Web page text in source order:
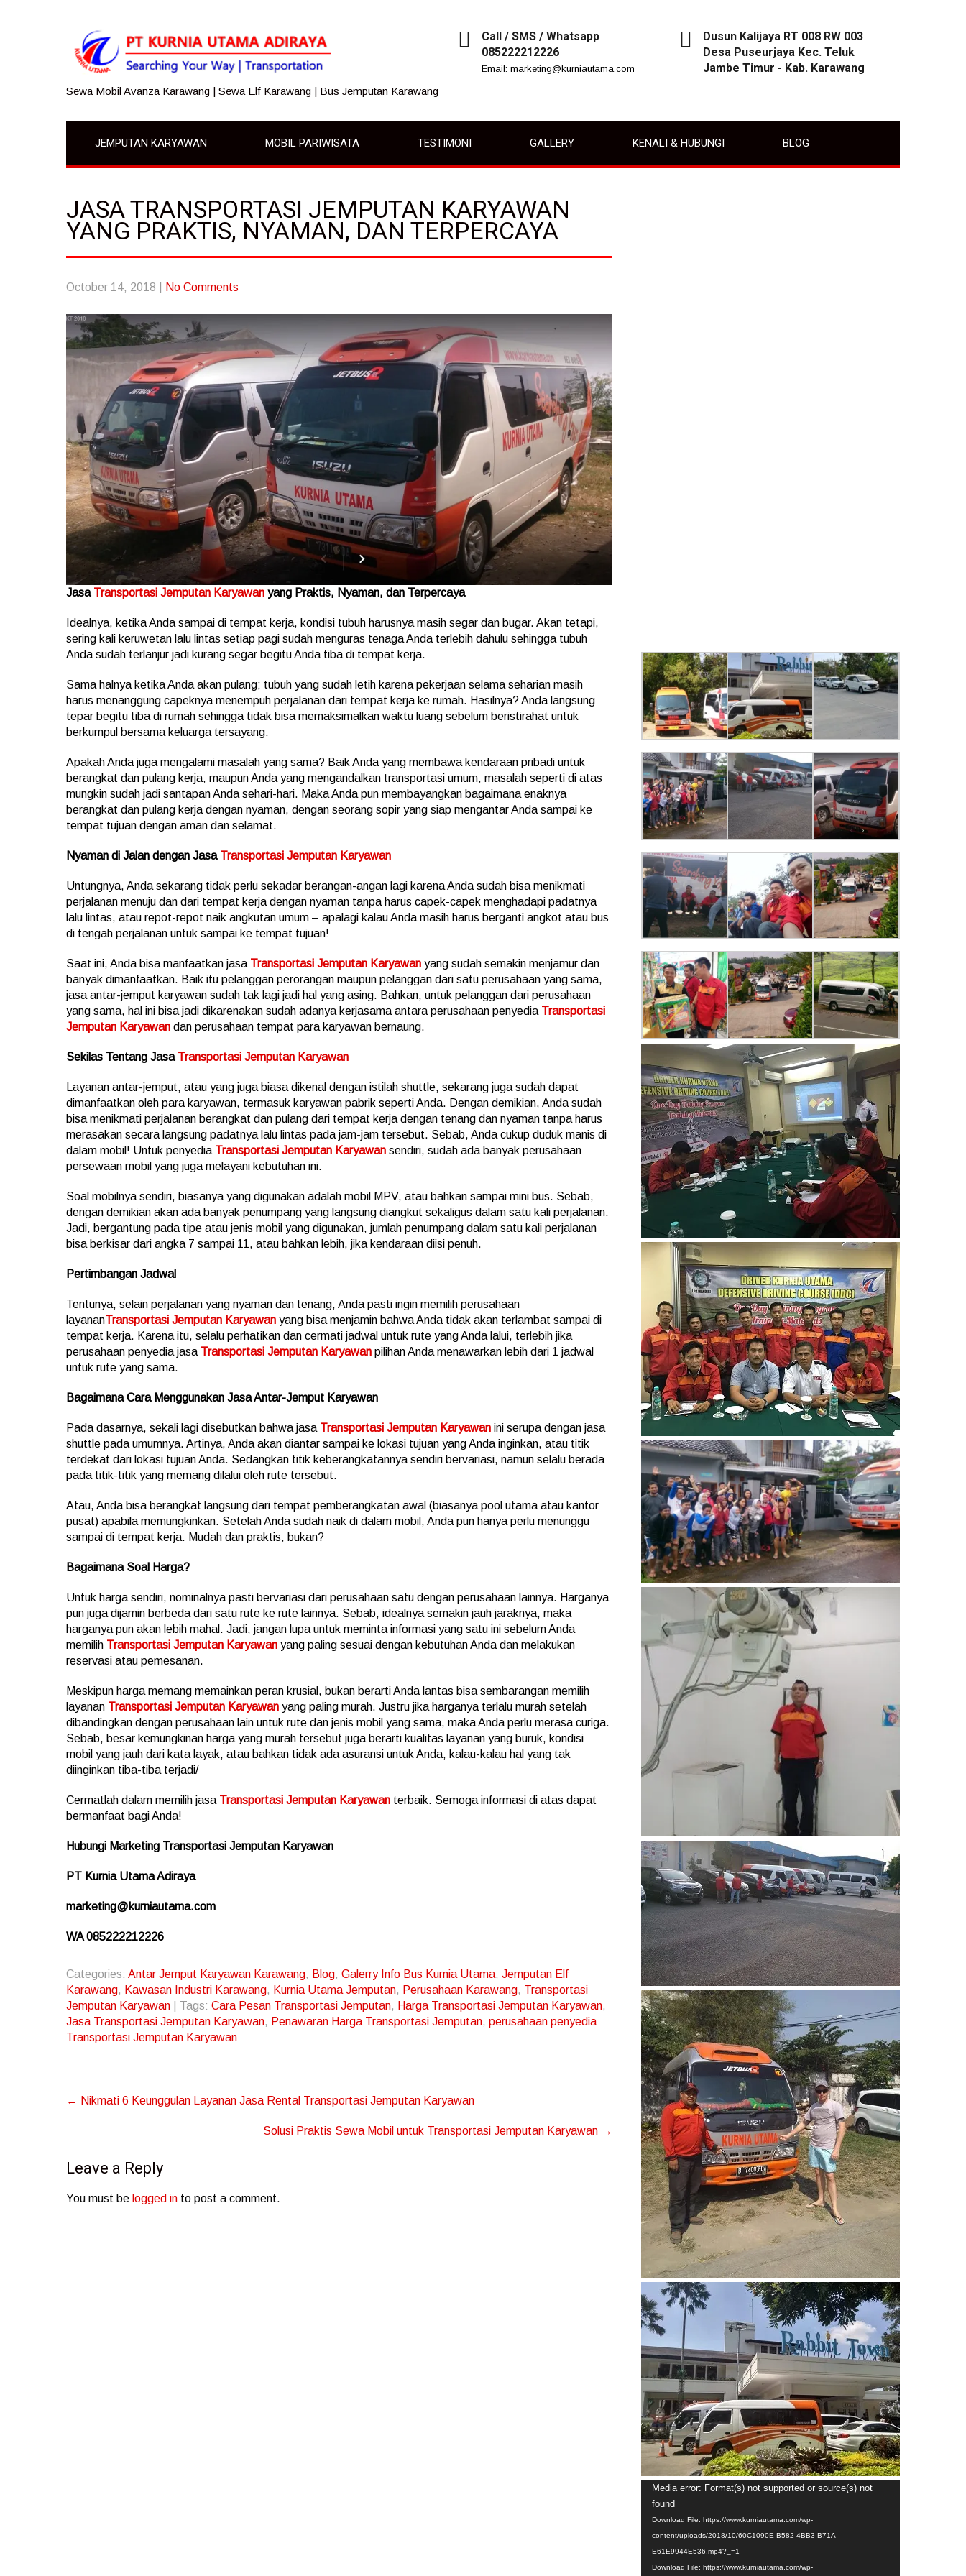
Sewa Mobil Avanza Karawang | Sewa Elf Karawang | Bus Jemputan Karawang
Call / SMS / Whatsapp
085222212226
Email: marketing@kurniautama.com
Dusun Kalijaya RT 008 RW 003
Desa Puseurjaya Kec. Teluk
Jambe Timur - Kab. Karawang
JEMPUTAN KARYAWAN MOBIL PARIWISATA TESTIMONI GALLERY KENALI & HUBUNGI BLOG
JASA TRANSPORTASI JEMPUTAN KARYAWAN
YANG PRAKTIS, NYAMAN, DAN TERPERCAYA
October 14, 2018 No Comments
Jasa Transportasi Jemputan Karyawan yang Praktis, Nyaman, dan Terpercaya
Idealnya, ketika Anda sampai di tempat kerja, kondisi tubuh harusnya masih segar dan bugar. Akan tetapi,
sering kali keruwetan lalu lintas setiap pagi sudah menguras tenaga Anda terlebih dahulu sehingga tubuh
Anda sudah terlanjur jadi kurang segar begitu Anda tiba di tempat kerja.
Sama halnya ketika Anda akan pulang; tubuh yang sudah letih karena pekerjaan selama seharian masih
harus menanggung capeknya menempuh perjalanan dari tempat kerja ke rumah. Hasilnya? Anda langsung
tepar begitu tiba di rumah sehingga tidak bisa memaksimalkan waktu luang sebelum beristirahat untuk
berkumpul bersama keluarga tersayang.
Apakah Anda juga mengalami masalah yang sama? Baik Anda yang membawa kendaraan pribadi untuk
berangkat dan pulang kerja, maupun Anda yang mengandalkan transportasi umum, masalah seperti di atas
mungkin sudah jadi santapan Anda sehari-hari. Maka Anda pun membayangkan bagaimana enaknya
berangkat dan pulang kerja dengan nyaman, dengan seorang sopir yang siap mengantar Anda sampai ke
tempat tujuan dengan aman dan selamat.
Nyaman di Jalan dengan Jasa Transportasi Jemputan Karyawan
Untungnya, Anda sekarang tidak perlu sekadar berangan-angan lagi karena Anda sudah bisa menikmati
perjalanan menuju dan dari tempat kerja dengan nyaman tanpa harus capek-capek menghadapi padatnya
lalu lintas, atau repot-repot naik angkutan umum – apalagi kalau Anda masih harus berganti angkot atau bus
di tengah perjalanan untuk sampai ke tempat tujuan!
Saat ini, Anda bisa manfaatkan jasa Transportasi Jemputan Karyawan yang sudah semakin menjamur dan
banyak dimanfaatkan. Baik itu pelanggan perorangan maupun pelanggan dari satu perusahaan yang sama,
jasa antar-jemput karyawan sudah tak lagi jadi hal yang asing. Bahkan, untuk pelanggan dari perusahaan
yang sama, hal ini bisa jadi dikarenakan sudah adanya kerjasama antara perusahaan penyedia Transportasi
Jemputan Karyawan dan perusahaan tempat para karyawan bernaung.
Sekilas Tentang Jasa Transportasi Jemputan Karyawan
Layanan antar-jemput, atau yang juga biasa dikenal dengan istilah shuttle, sekarang juga sudah dapat
dimanfaatkan oleh para karyawan, termasuk karyawan pabrik seperti Anda. Dengan demikian, Anda sudah
bisa menikmati perjalanan berangkat dan pulang dari tempat kerja dengan tenang dan nyaman tanpa harus
merasakan secara langsung padatnya lalu lintas pada jam-jam tersebut. Sebab, Anda cukup duduk manis di
dalam mobil! Untuk penyedia Transportasi Jemputan Karyawan sendiri, sudah ada banyak perusahaan
persewaan mobil yang juga melayani kebutuhan ini.
Soal mobilnya sendiri, biasanya yang digunakan adalah mobil MPV, atau bahkan sampai mini bus. Sebab,
dengan demikian akan ada banyak penumpang yang langsung diangkut sekaligus dalam satu kali perjalanan.
Jadi, bergantung pada tipe atau jenis mobil yang digunakan, jumlah penumpang dalam satu kali perjalanan
bisa berkisar dari angka 7 sampai 11, atau bahkan lebih, jika kendaraan diisi penuh.
Pertimbangan Jadwal
Tentunya, selain perjalanan yang nyaman dan tenang, Anda pasti ingin memilih perusahaan
layananTransportasi Jemputan Karyawan yang bisa menjamin bahwa Anda tidak akan terlambat sampai di
tempat kerja. Karena itu, selalu perhatikan dan cermati jadwal untuk rute yang Anda lalui, terlebih jika
perusahaan penyedia jasa Transportasi Jemputan Karyawan pilihan Anda menawarkan lebih dari 1 jadwal
untuk rute yang sama.
Bagaimana Cara Menggunakan Jasa Antar-Jemput Karyawan
Pada dasarnya, sekali lagi disebutkan bahwa jasa Transportasi Jemputan Karyawan ini serupa dengan jasa
shuttle pada umumnya. Artinya, Anda akan diantar sampai ke lokasi tujuan yang Anda inginkan, atau titik
terdekat dari lokasi tujuan Anda. Sedangkan titik keberangkatannya sendiri bervariasi, namun selalu berada
pada titik-titik yang memang dilalui oleh rute tersebut.
Atau, Anda bisa berangkat langsung dari tempat pemberangkatan awal (biasanya pool utama atau kantor
pusat) apabila memungkinkan. Setelah Anda sudah naik di dalam mobil, Anda pun hanya perlu menunggu
sampai di tempat kerja. Mudah dan praktis, bukan?
Bagaimana Soal Harga?
Untuk harga sendiri, nominalnya pasti bervariasi dari perusahaan satu dengan perusahaan lainnya. Harganya
pun juga dijamin berbeda dari satu rute ke rute lainnya. Sebab, idealnya semakin jauh jaraknya, maka
harganya pun akan lebih mahal. Jadi, jangan lupa untuk meminta informasi yang satu ini sebelum Anda
memilih Transportasi Jemputan Karyawan yang paling sesuai dengan kebutuhan Anda dan melakukan
reservasi atau pemesanan.
Meskipun harga memang memainkan peran krusial, bukan berarti Anda lantas bisa sembarangan memilih
layanan Transportasi Jemputan Karyawan yang paling murah. Justru jika harganya terlalu murah setelah
dibandingkan dengan perusahaan lain untuk rute dan jenis mobil yang sama, maka Anda perlu merasa curiga.
Sebab, besar kemungkinan harga yang murah tersebut juga berarti kualitas layanan yang buruk, kondisi
mobil yang jauh dari kata layak, atau bahkan tidak ada asuransi untuk Anda, kalau-kalau hal yang tak
diinginkan tiba-tiba terjadi/
Cermatlah dalam memilih jasa Transportasi Jemputan Karyawan terbaik. Semoga informasi di atas dapat
bermanfaat bagi Anda!
Hubungi Marketing Transportasi Jemputan Karyawan
PT Kurnia Utama Adiraya
marketing@kurniautama.com
WA 085222212226
Categories: Antar Jemput Karyawan Karawang, Blog, Galerry Info Bus Kurnia Utama, Jemputan Elf
Karawang, Kawasan Industri Karawang, Kurnia Utama Jemputan, Perusahaan Karawang, Transportasi
Jemputan Karyawan
| Tags: Cara Pesan Transportasi Jemputan, Harga Transportasi Jemputan Karyawan,
Jasa Transportasi Jemputan Karyawan, Penawaran Harga Transportasi Jemputan, perusahaan penyedia
Transportasi Jemputan Karyawan
Post
← Nikmati 6 Keunggulan Layanan Jasa Rental Transportasi Jemputan Karyawan
Solusi Praktis Sewa Mobil untuk Transportasi Jemputan Karyawan →
Leave a Reply
You must be logged in to post a comment.
Video
Player
Media error: Format(s) not supported or source(s) not
found
Download File: https://www.kurniautama.com/wp-
content/uploads/2018/10/60C1090E-B582-4BB3-B71A-
E61E9944E536.mp4?_=1
Download File: https://www.kurniautama.com/wp-